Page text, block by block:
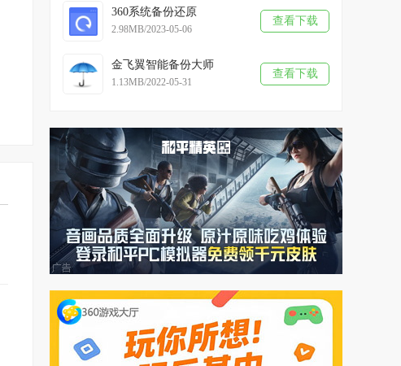
360系统备份还原
2.98MB/2023-05-06
查看下载
金飞翼智能备份大师
1.13MB/2022-05-31
查看下载